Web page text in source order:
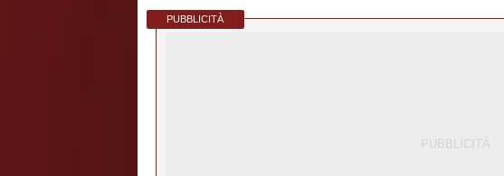
PUBBLICITÀ